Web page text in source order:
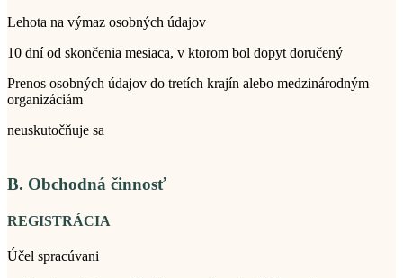
Lehota na výmaz osobných údajov
10 dní od skončenia mesiaca, v ktorom bol dopyt doručený
Prenos osobných údajov do tretích krajín alebo medzinárodným
organizáciám
neuskutočňuje sa
B. Obchodná činnosť
REGISTRÁCIA
Účel spracúvani